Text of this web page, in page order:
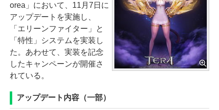
orea」において、11月7日に
アップデートを実施し、
「エリーンファイター」と
「特性」システムを実装し
た。あわせて、実装を記念
したキャンペーンが開催さ
れている。
アップデート内容（一部）